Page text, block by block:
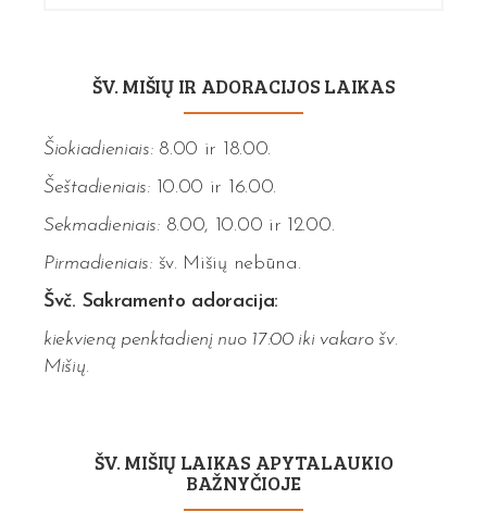
ŠV. MIŠIŲ IR ADORACIJOS LAIKAS
Šiokiadieniais:8.00 ir 18.00.
Šeštadieniais:10.00 ir 16.00.
Sekmadieniais:8.00, 10.00 ir 12.00.
Pirmadieniais:šv. Mišių nebūna.
Švč. Sakramento adoracija:
kiekvieną penktadienį nuo 17:00 iki vakaro šv.
Mišių.
ŠV. MIŠIŲ LAIKAS APYTALAUKIO
BAŽNYČIOJE